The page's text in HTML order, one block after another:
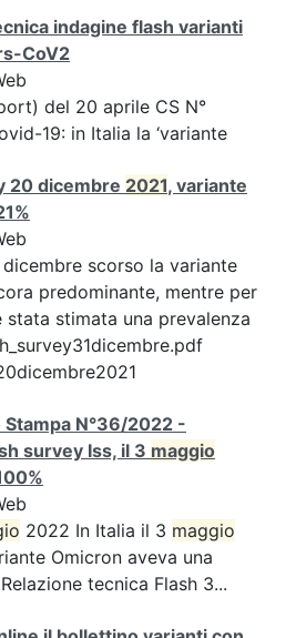
indagine flash varianti
CoV2
del 20 aprile CS N°
19: in Italia la ‘variante
20 dicembre 2021, variante
scorso la variante
predominante, mentre per
stata stimata una prevalenza
N°36/2022 -
survey Iss, il 3 maggio
2022 In Italia il 3 maggio
Omicron aveva una
tecnica Flash 3...